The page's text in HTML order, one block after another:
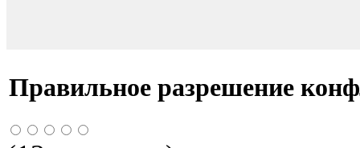
Правильное разрешение